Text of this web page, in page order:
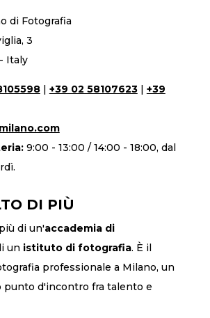
di Fotografia
3
Italy
| +39 02 58107623| +39
9:00 - 13:00 / 14:00 - 18:00, dal
DI PIÙ
di un'accademia di
un istituto di fotografia. È il
professionale a Milano, un
punto d'incontro fra talento e